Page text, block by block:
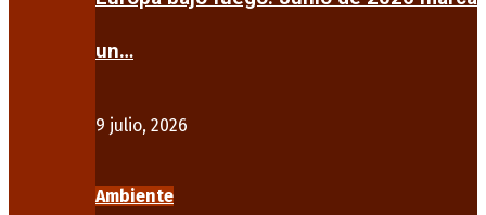
un…
9 julio, 2026
Ambiente